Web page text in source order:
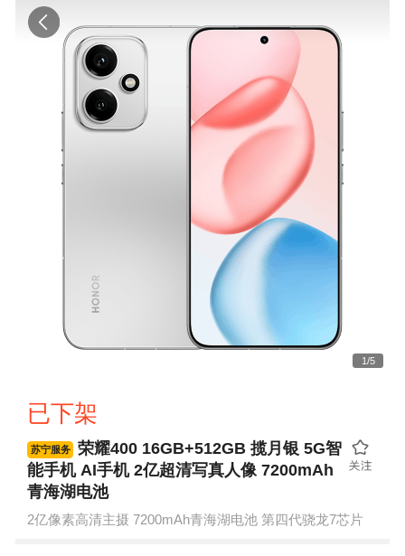
1/5
已下架
苏宁服务
荣耀400 16GB+512GB 揽月银 5G智
能手机 AI手机 2亿超清写真人像 7200mAh
青海湖电池
2亿像素高清主摄 7200mAh青海湖电池 第四代骁龙7芯片